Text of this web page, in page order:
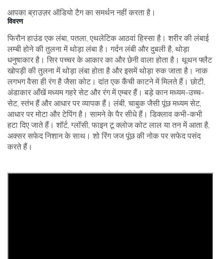
आपका ब्राउज़र ऑडियो टैग का समर्थन नहीं करता है।
विवरण
फिरौन हाउंड एक लंबा, पतला, एथलेटिक आठवां हिस्सा है। शरीर की लंबाई
लम्बी होने की तुलना में थोड़ा लंबा है। गर्दन लंबी और दुबली है, थोड़ा
धनुषाकार है। सिर पच्चर के आकार का और छेनी वाला होता है। थूथन फ्लैट
खोपड़ी की तुलना में थोड़ा लंबा होता है और इसमें थोड़ा रुक जाता है। नाक
लगभग वैसा ही रंग है जैसा कोट। दांत एक कैंची काटने में मिलते हैं। छोटी,
अंडाकार आँखें मध्यम गहरे सेट और रंग में एम्बर हैं। बड़े कान मध्यम-उच्च-
सेट, स्तंभ हैं और आधार पर व्यापक हैं। लंबी, चाबुक जैसी पूंछ मध्यम सेट,
आधार पर मोटा और टेपिंग है। सामने के पैर सीधे हैं। डिक्लाव कभी-कभी
हटा दिए जाते हैं। शॉर्ट, ग्लॉसी, फाइन टू क्लोज कोट लाल या तन में आता है,
अक्सर सफेद निशान के साथ। शो रिंग जज पूंछ की नोक पर सफेद पसंद
करते हैं।